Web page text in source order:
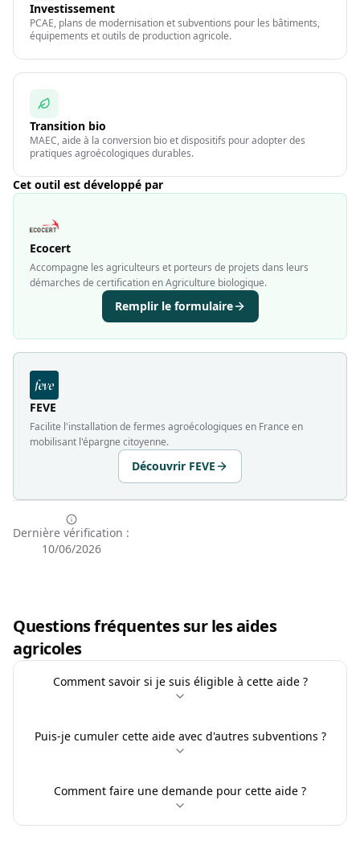
Investissement
PCAE, plans de modernisation et subventions pour les bâtiments,
équipements et outils de production agricole.
Transition bio
MAEC, aide à la conversion bio et dispositifs pour adopter des
pratiques agroécologiques durables.
Cet outil est développé par
Ecocert
Accompagne les agriculteurs et porteurs de projets dans leurs
démarches de certification en Agriculture biologique.
Remplir le formulaire
FEVE
Facilite l'installation de fermes agroécologiques en France en
mobilisant l'épargne citoyenne.
Découvrir FEVE
Dernière vérification :
10/06/2026
Questions fréquentes sur les aides
agricoles
Comment savoir si je suis éligible à cette aide ?
Puis-je cumuler cette aide avec d'autres subventions ?
Comment faire une demande pour cette aide ?